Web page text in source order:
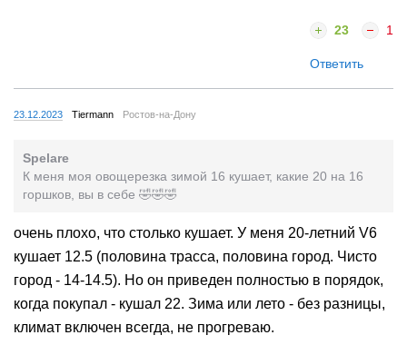
23 1
Ответить
23.12.2023 Tiermann Ростов-на-Дону
Spelare
К меня моя овощерезка зимой 16 кушает, какие 20 на 16
горшков, вы в себе 🤣🤣🤣
очень плохо, что столько кушает. У меня 20-летний V6
кушает 12.5 (половина трасса, половина город. Чисто
город - 14-14.5). Но он приведен полностью в порядок,
когда покупал - кушал 22. Зима или лето - без разницы,
климат включен всегда, не прогреваю.